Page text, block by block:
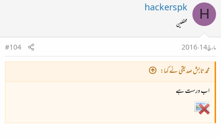
H
hackerspk
محفلین
مارچ 14، 2016
#104
محمد تابش صدیقی نے کہا:
اب درست ہے